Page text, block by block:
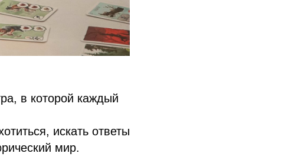
в которой каждый
искать ответы
мир.